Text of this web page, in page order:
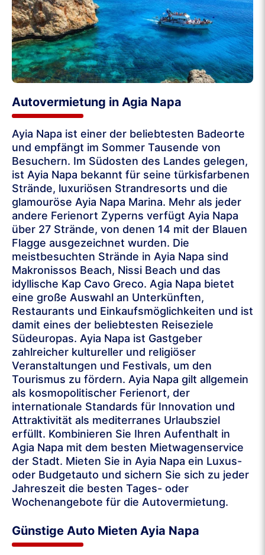
Autovermietung in Agia Napa
Ayia Napa ist einer der beliebtesten Badeorte
und empfängt im Sommer Tausende von
Besuchern. Im Südosten des Landes gelegen,
ist Ayia Napa bekannt für seine türkisfarbenen
Strände, luxuriösen Strandresorts und die
glamouröse Ayia Napa Marina. Mehr als jeder
andere Ferienort Zyperns verfügt Ayia Napa
über 27 Strände, von denen 14 mit der Blauen
Flagge ausgezeichnet wurden. Die
meistbesuchten Strände in Ayia Napa sind
Makronissos Beach, Nissi Beach und das
idyllische Kap Cavo Greco. Agia Napa bietet
eine große Auswahl an Unterkünften,
Restaurants und Einkaufsmöglichkeiten und ist
damit eines der beliebtesten Reiseziele
Südeuropas. Ayia Napa ist Gastgeber
zahlreicher kultureller und religiöser
Veranstaltungen und Festivals, um den
Tourismus zu fördern. Ayia Napa gilt allgemein
als kosmopolitischer Ferienort, der
internationale Standards für Innovation und
Attraktivität als mediterranes Urlaubsziel
erfüllt. Kombinieren Sie Ihren Aufenthalt in
Agia Napa mit dem besten Mietwagenservice
der Stadt. Mieten Sie in Ayia Napa ein Luxus-
oder Budgetauto und sichern Sie sich zu jeder
Jahreszeit die besten Tages- oder
Wochenangebote für die Autovermietung.
Günstige Auto Mieten Ayia Napa